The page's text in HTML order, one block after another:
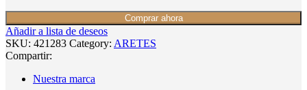
Comprar ahora
Añadir a lista de deseos
SKU: 421283 Category: ARETES
Compartir:
Nuestra marca